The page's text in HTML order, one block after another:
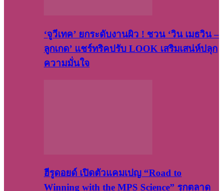
‘จูวีเทค’ ยกระดับงานผิว ! ชวน ‘วิน เมธวิน –
ลูกเกด’ แชร์ทริคปรับ LOOK เสริมเสน่ห์ปลุก
ความมั่นใจ
ฮีรูดอยด์ เปิดตัวแคมเปญ “Road to
Winning with the MPS Science” รุกตลาด